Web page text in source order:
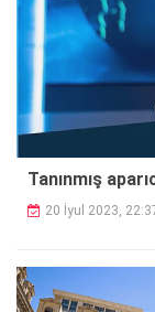
Tanınmış
20 İyul 2023,